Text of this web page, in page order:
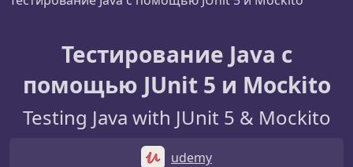
Тестирование Java с
помощью JUnit 5 и Mockito
Testing Java with JUnit 5 & Mockito
udemy